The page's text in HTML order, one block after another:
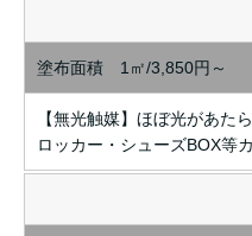
塗布面積 1㎡/3,850円～
【無光触媒】ほぼ光があた
ロッカー・シューズBOX等